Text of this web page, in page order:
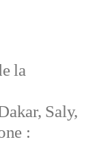
la
Saly,
: